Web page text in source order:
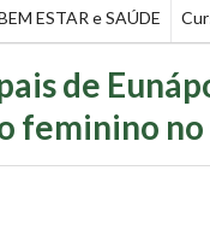
ESTAR e SAÚDE
de
feminino